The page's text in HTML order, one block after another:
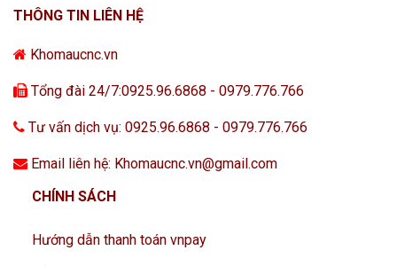
THÔNG TIN LIÊN HỆ
Khomaucnc.vn
Tổng đài 24/7:0925.96.6868 - 0979.776.766
Tư vấn dịch vụ: 0925.96.6868 - 0979.776.766
Email liên hệ: Khomaucnc.vn@gmail.com
CHÍNH SÁCH
Hướng dẫn thanh toán vnpay